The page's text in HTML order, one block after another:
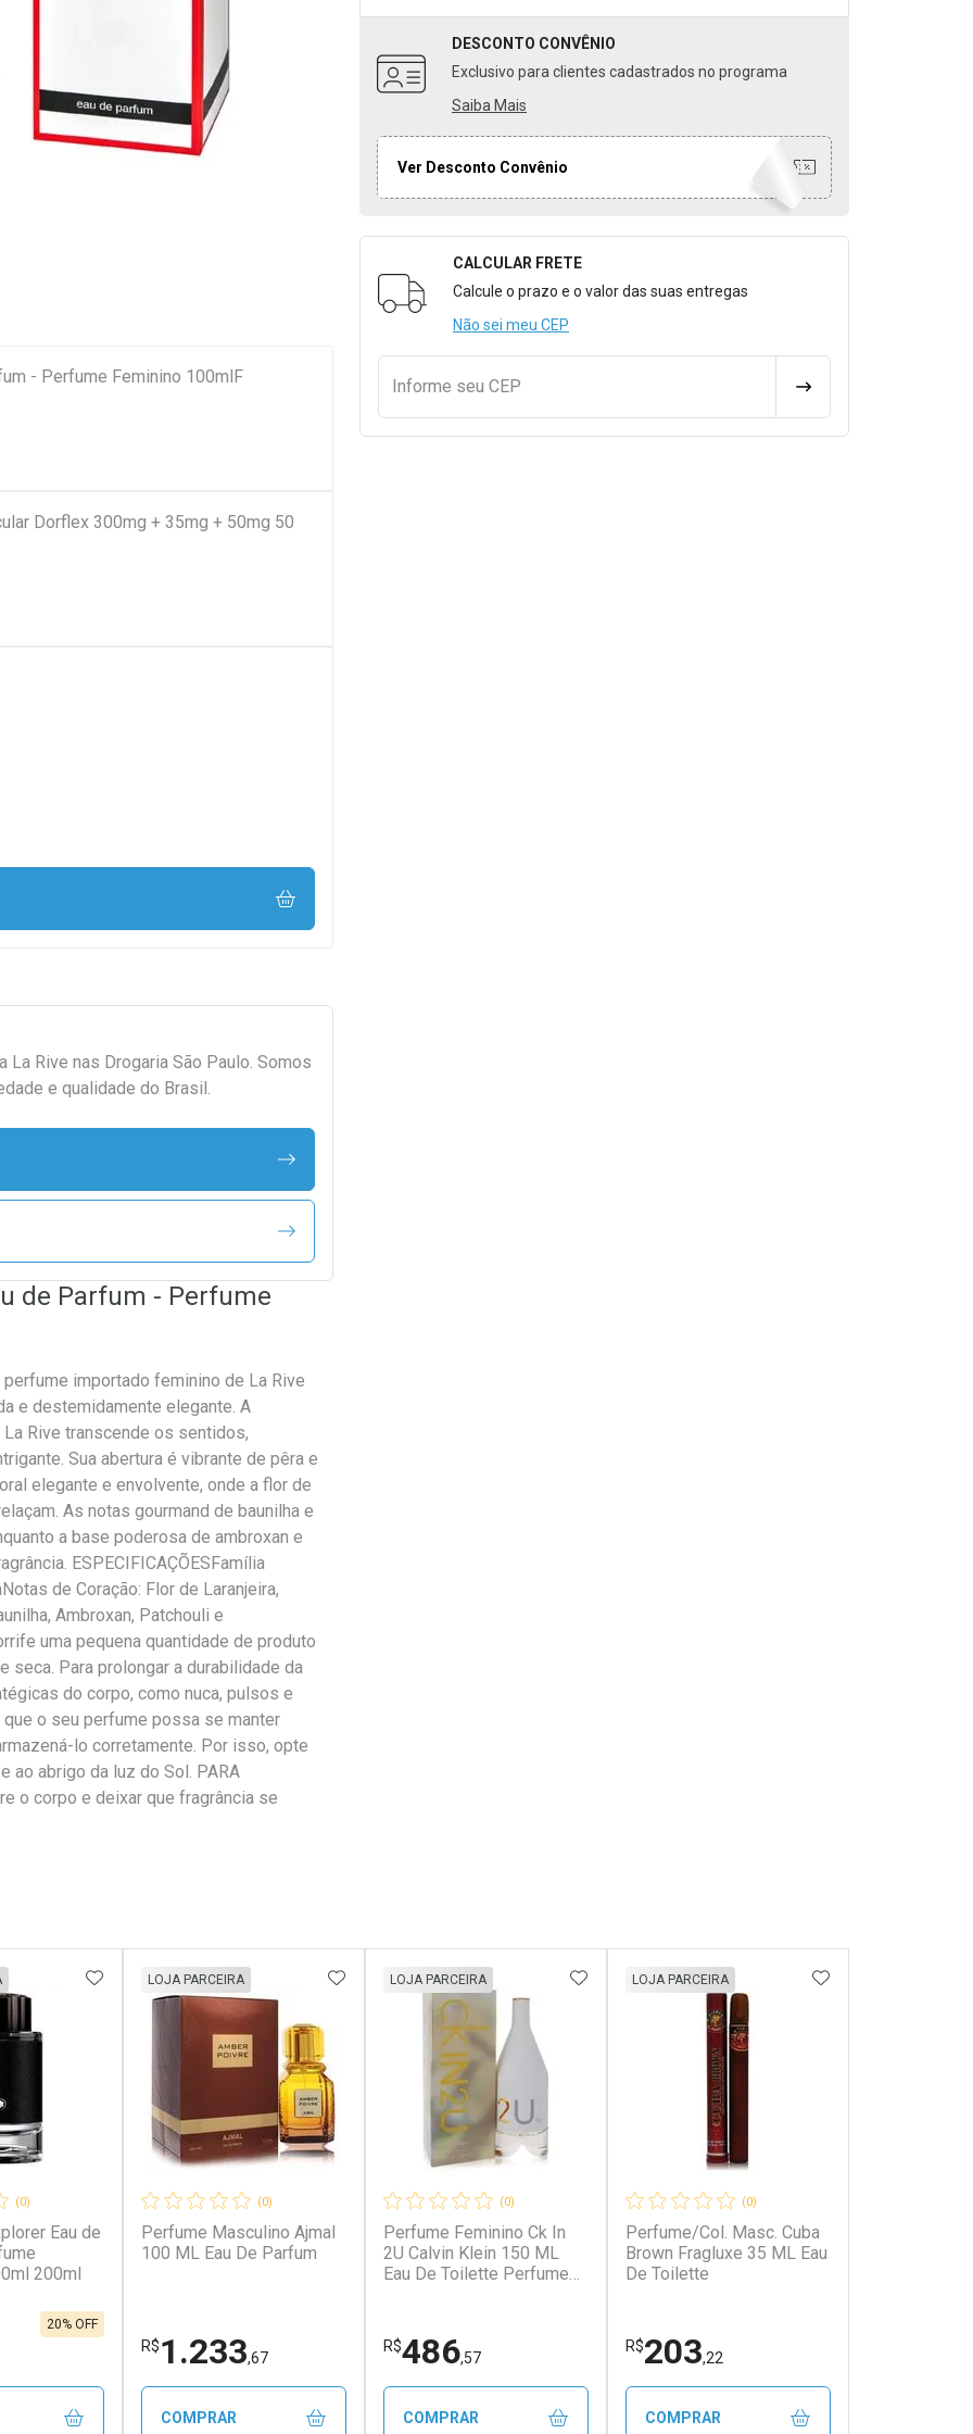
DESCONTO CONVÊNIO
Exclusivo para clientes cadastrados no programa
Saiba Mais
Ver Desconto Convênio
Formulário para Calcular o Frete
CALCULAR FRETE
Calcule o prazo e o valor das suas entregas
Não sei meu CEP
Informe seu CEP CALCULAR FRETE
- Perfume Feminino 100mlF
Dorflex 300mg + 35mg + 50mg 50
La Rive nas Drogaria São Paulo. Somos
e qualidade do Brasil.
de Parfum - Perfume
importado feminino de La Rive
e destemidamente elegante. A
La Rive transcende os sentidos,
Sua abertura é vibrante de pêra e
elegante e envolvente, onde a flor de
As notas gourmand de baunilha e
a base poderosa de ambroxan e
ESPECIFICAÇÕESFamília
de Coração: Flor de Laranjeira,
Ambroxan, Patchouli e
uma pequena quantidade de produto
seca. Para prolongar a durabilidade da
do corpo, como nuca, pulsos e
o seu perfume possa se manter
lo corretamente. Por isso, opte
ao abrigo da luz do Sol. PARA
o corpo e deixar que fragrância se
(0)
Eau de
200ml
20% OFF
ADICIONAR AOS FAVORITOS
(0)
Perfume Masculino Ajmal
100 ML Eau De Parfum
LOJA PARCEIRA
R$1.233,67
ADICIONAR AOS FAVORITOS
COMPRAR
(0)
Perfume Feminino Ck In
2U Calvin Klein 150 ML
Eau De Toilette Perfume
Toilett
LOJA PARCEIRA
R$486,57
ADICIONAR AOS FAVORITOS
COMPRAR
(0)
Perfume/Col. Masc. Cuba
Brown Fragluxe 35 ML Eau
De Toilette
LOJA PARCEIRA
R$203,22
ADICIONAR AOS
COMPRAR